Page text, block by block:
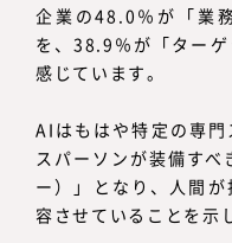
企業の48.0％が「業
を、38.9％が「ター
感じています。
AIはもはや特定の専
スパーソンが装備すべ
ー）」となり、人間
容させていることを示